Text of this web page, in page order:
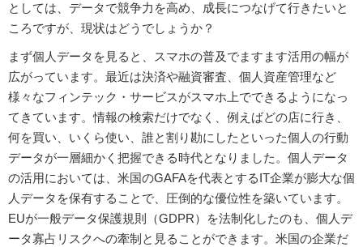
としては、データで競争力を高め、成長につなげて行きたいと
ころですが、現状はどうでしょうか？
まず個人データを見ると、スマホの普及でますます活用の幅が
広がっています。最近は決済や融資審査、個人資産管理など
様々なフィンテック・サービスがスマホ上でできるようになっ
てきています。情報の検索だけでなく、例えばどの店に行き、
何を買い、いくら使い、誰と割り勘にしたといった個人の行動
データが一層細かく把握できる時代となりました。個人データ
の活用においては、米国のGAFAを代表とするIT企業が膨大な個
人データを保有することで、圧倒的な優位性を築いています。
EUが一般データ保護規則（GDPR）を法制化したのも、個人デ
ータ寡占リスクへの牽制と見ることができます。米国の企業だ